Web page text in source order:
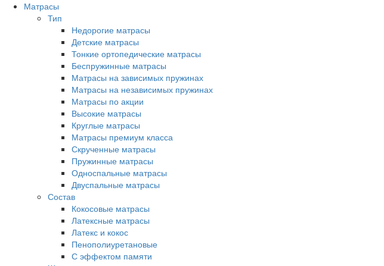
Матрасы
Тип
Недорогие матрасы
Детские матрасы
Тонкие ортопедические матрасы
Беспружинные матрасы
Матрасы на зависимых пружинах
Матрасы на независимых пружинах
Матрасы по акции
Высокие матрасы
Круглые матрасы
Матрасы премиум класса
Скрученные матрасы
Пружинные матрасы
Односпальные матрасы
Двуспальные матрасы
Состав
Кокосовые матрасы
Латексные матрасы
Латекс и кокос
Пенополиуретановые
С эффектом памяти